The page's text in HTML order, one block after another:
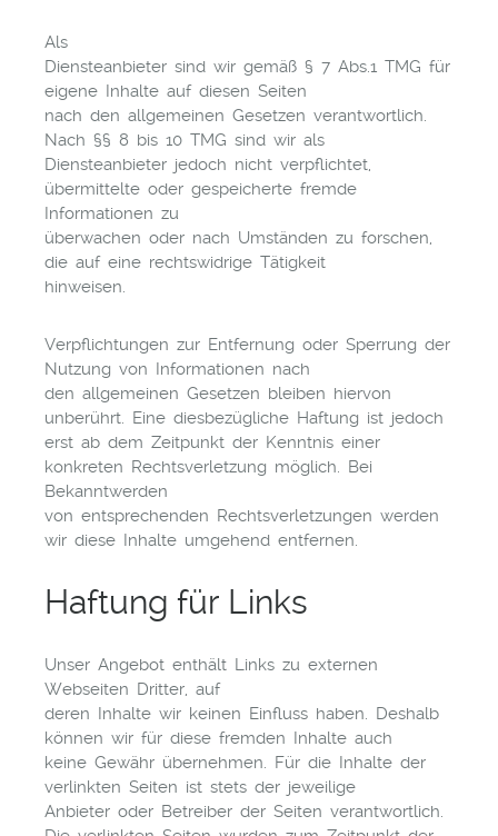
Als
Diensteanbieter sind wir gemäß § 7 Abs.1 TMG für
eigene Inhalte auf diesen Seiten
nach den allgemeinen Gesetzen verantwortlich.
Nach §§ 8 bis 10 TMG sind wir als
Diensteanbieter jedoch nicht verpflichtet,
übermittelte oder gespeicherte fremde
Informationen zu
überwachen oder nach Umständen zu forschen,
die auf eine rechtswidrige Tätigkeit
hinweisen.
Verpflichtungen zur Entfernung oder Sperrung der
Nutzung von Informationen nach
den allgemeinen Gesetzen bleiben hiervon
unberührt. Eine diesbezügliche Haftung ist jedoch
erst ab dem Zeitpunkt der Kenntnis einer
konkreten Rechtsverletzung möglich. Bei
Bekanntwerden
von entsprechenden Rechtsverletzungen werden
wir diese Inhalte umgehend entfernen.
Haftung für Links
Unser Angebot enthält Links zu externen
Webseiten Dritter, auf
deren Inhalte wir keinen Einfluss haben. Deshalb
können wir für diese fremden Inhalte auch
keine Gewähr übernehmen. Für die Inhalte der
verlinkten Seiten ist stets der jeweilige
Anbieter oder Betreiber der Seiten verantwortlich.